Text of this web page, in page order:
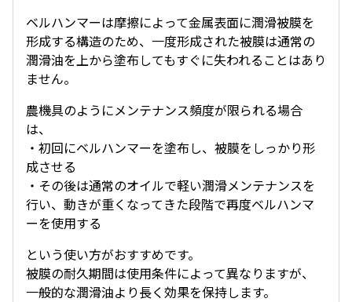
ベルハンマーは摩擦によって金属表面に潤滑被膜を
形成する構造のため、一度形成された被膜は通常の
潤滑油を上から塗布してもすぐに失われることはあり
ません。
農機具のようにメンテナンス頻度が限られる場合
は、
・初回にベルハンマーを塗布し、被膜をしっかり形
成させる
・その後は通常のオイルで軽い潤滑メンテナンスを
行い、動きが重くなってきた段階で再度ベルハンマ
ーを使用する
という使い方がおすすめです。
被膜の耐久期間は使用条件によって異なりますが、
一般的な潤滑油より長く効果を保持します。